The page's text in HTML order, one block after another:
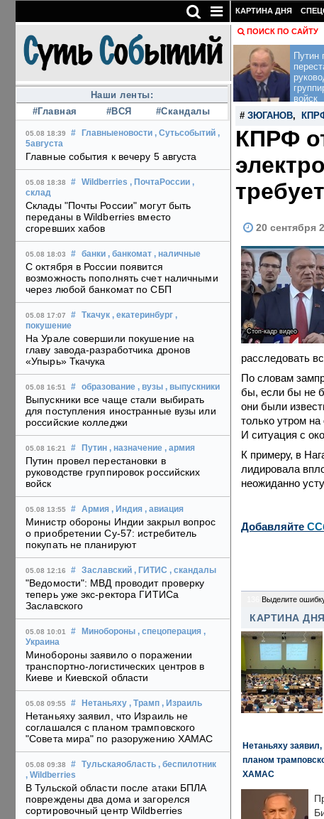
Наши ленты:
#Главная
#ВСЯ #Скандалы
05.08 18:39 # Главныеновости , Сутьсобытий ,
5августа
Главные события к вечеру 5 августа
05.08 18:38 # Wildberries , ПочтаРоссии ,
склад
Склады "Почты России" могут быть
переданы в Wildberries вместо
сгоревших хабов
05.08 18:03 # банки , банкомат , наличные
С октября в России появится
возможность пополнять счет наличными
через любой банкомат по СБП
05.08 17:07 # Ткачук , екатеринбург ,
покушение
На Урале совершили покушение на
главу завода-разработчика дронов
«Упырь» Ткачука
05.08 16:51 # образование , вузы , выпускники
Выпускники все чаще стали выбирать
для поступления иностранные вузы или
российские колледжи
05.08 16:21 # Путин , назначение , армия
Путин провел перестановки в
руководстве группировок российских
войск
05.08 13:55 # Армия , Индия , авиация
Министр обороны Индии закрыл вопрос
о приобретении Су-57: истребитель
покупать не планируют
05.08 12:16 # Заславский , ГИТИС , скандалы
"Ведомости": МВД проводит проверку
теперь уже экс-ректора ГИТИСа
Заславского
05.08 10:01 # Минобороны , спецоперация ,
Украина
Минобороны заявило о поражении
транспортно-логистических центров в
Киеве и Киевской области
05.08 09:55 # Нетаньяху , Трамп , Израиль
Нетаньяху заявил, что Израиль не
соглашался с планом трамповского
"Совета мира" по разоружению ХАМАС
05.08 09:38 # Тульскаяобласть , беспилотник
, Wildberries
В Тульской области после атаки БПЛА
повреждены два дома и загорелся
сортировочный центр Wildberries
КАРТИНА ДНЯ
ПОИСК ПО САЙТУ
Путин
войск
# ЗЮГАНОВ,
КПРФ
20 сентября
Стоп-кадр видео
расследовать
По словам
бы, если бы не
они были
только утром
И ситуация с
К примеру, в
лидировала
неожиданно
Добавляйте
Выделите
КАРТИНА ДНЯ
Нетаньяху
планом
ХАМАС